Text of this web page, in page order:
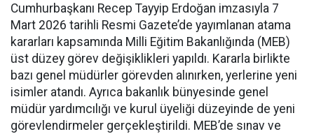
Cumhurbaşkanı Recep Tayyip Erdoğan imzasıyla 7
Mart 2026 tarihli Resmi Gazete’de yayımlanan atama
kararları kapsamında Milli Eğitim Bakanlığında (MEB)
üst düzey görev değişiklikleri yapıldı. Kararla birlikte
bazı genel müdürler görevden alınırken, yerlerine yeni
isimler atandı. Ayrıca bakanlık bünyesinde genel
müdür yardımcılığı ve kurul üyeliği düzeyinde de yeni
görevlendirmeler gerçekleştirildi. MEB’de sınav ve